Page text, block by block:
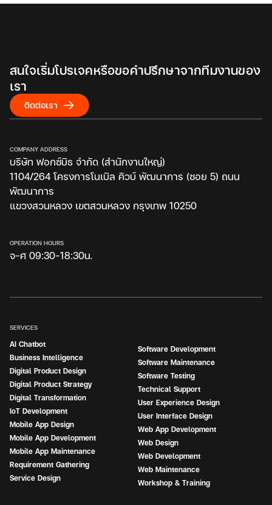
COMPANY ADDRESS
บริษัท ฟอกซ์บิธ จำกัด (สำนักงานใหญ่)
1104/264 โครงการโนเบิล คิวบ์ พัฒนาการ (ซอย 5) ถนน
พัฒนาการ
แขวงสวนหลวง เขตสวนหลวง กรุงเทพ 10250
OPERATION HOURS
จ-ศ 09:30-18:30น.
สนใจเริ่มโปรเจคหรือขอคำปรึกษาจากทีมงานของ
เรา
ติดต่อเรา
SERVICES
AI Chatbot
Business Intelligence
Digital Product Design
Digital Product Strategy
Digital Transformation
IoT Development
Mobile App Design
Mobile App Development
Mobile App Maintenance
Requirement Gathering
Service Design
Software Development
Software Maintenance
Software Testing
Technical Support
User Experience Design
User Interface Design
Web App Development
Web Design
Web Development
Web Maintenance
Workshop & Training